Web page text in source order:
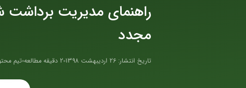
راهنمای مدیریت برداشت
مجدد
تاریخ انتشار: 26 اردیبهشت 1398 2 دقیقه مطالعه تیم